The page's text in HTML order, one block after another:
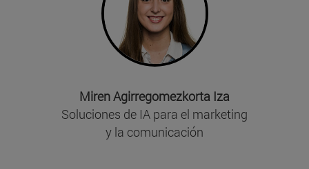
Miren Agirregomezkorta Iza
Soluciones de IA para el marketing
y la comunicación